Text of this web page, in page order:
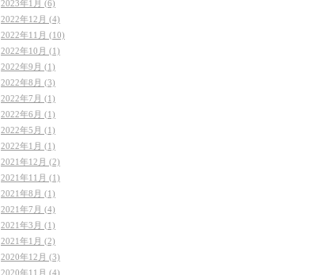
2023年1月 (6)
2022年12月 (4)
2022年11月 (10)
2022年10月 (1)
2022年9月 (1)
2022年8月 (3)
2022年7月 (1)
2022年6月 (1)
2022年5月 (1)
2022年1月 (1)
2021年12月 (2)
2021年11月 (1)
2021年8月 (1)
2021年7月 (4)
2021年3月 (1)
2021年1月 (2)
2020年12月 (3)
2020年11月 (4)